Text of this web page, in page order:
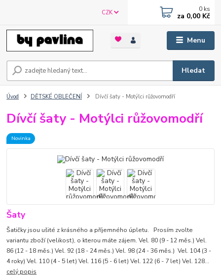
Menu
CZK
Hledat
0 ks
za 0,00 Kč
Úvod DĚTSKÉ OBLEČENÍ Dívčí šaty - Motýlci růžovomodří
Dívčí šaty - Motýlci růžovomodří
Novinka
Šaty
Šatičky jsou ušité z krásného a příjemného úpletu. Prosím zvolte
variantu zboží (velikost), o kterou máte zájem. Vel. 80 (9 - 12 měs.) Vel.
86 (12 - 18 měs.) Vel. 92 (18 - 24 měs.) Vel. 98 (24 - 36 měs.) Vel. 104 (3 -
4 roky) Vel. 110 (4 - 5 let) Vel. 116 (5 - 6 let) Vel. 122 (6 - 7 let) Vel. 128...
celý popis